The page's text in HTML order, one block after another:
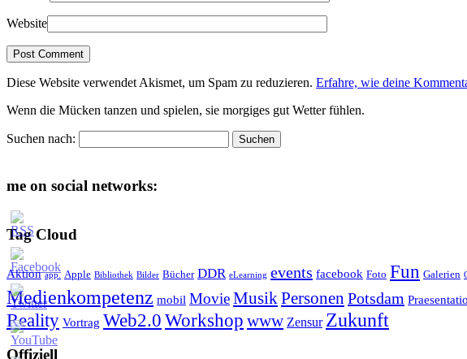
Website
Diese Website verwendet Akismet, um Spam zu reduzieren. Erfahre, wie deine
Wenn die Mücken tanzen und spielen, sie morgiges gut Wetter fühlen.
Suchen nach:
me on social networks:
Tag Cloud
Aktion app. Apple Bibliothek Bilder Bücher DDR eLearning events facebook Foto Fun Galerien
Medienkompetenz mobil MovieMusik Personen Potsdam
Reality Vortrag Web2.0 Workshop www Zensur Zukunft
Offiziell